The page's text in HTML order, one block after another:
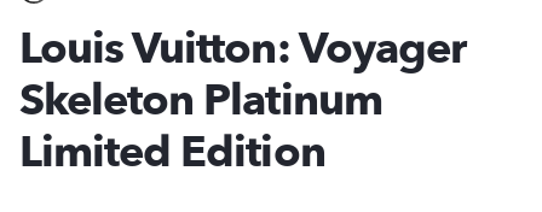
Louis Vuitton: Voyager
Skeleton Platinum
Limited Edition